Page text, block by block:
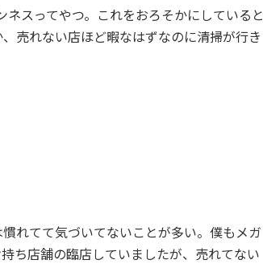
スってやつ。これをおろそかにしていると
売れない店ほど暇なはずなのに清掃が行き
れてて気づいてないことが多い。僕もメガ
ち店舗の臨店していましたが、売れてない